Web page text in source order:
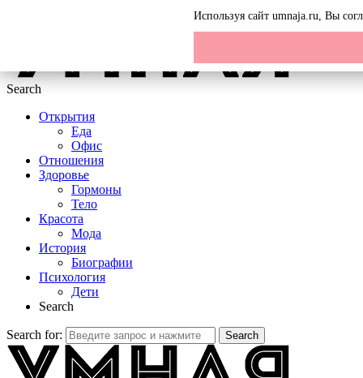
Search
Открытия
Еда
Офис
Отношения
Здоровье
Гормоны
Тело
Красота
Мода
История
Биографии
Психология
Дети
Search
Search for: Search
Используя сайт umnaja.ru, Вы